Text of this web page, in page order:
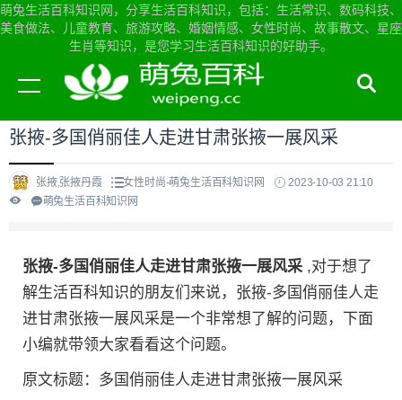
萌兔生活百科知识网，分享生活百科知识，包括：生活常识、数码科技、
美食做法、儿童教育、旅游攻略、婚姻情感、女性时尚、故事散文、星座
生肖等知识，是您学习生活百科知识的好助手。
当前位置： 萌兔生活百科知识网首页>女性时尚
张掖-多国俏丽佳人走进甘肃张掖一展风采
张掖,张掖丹霞 女性时尚-萌兔生活百科知识网
2023-10-03 21:10
萌兔生活百科知识网
张掖-多国俏丽佳人走进甘肃张掖一展风采 ,对于想了
解生活百科知识的朋友们来说，张掖-多国俏丽佳人走
进甘肃张掖一展风采是一个非常想了解的问题，下面
小编就带领大家看看这个问题。
原文标题：多国俏丽佳人走进甘肃张掖一展风采